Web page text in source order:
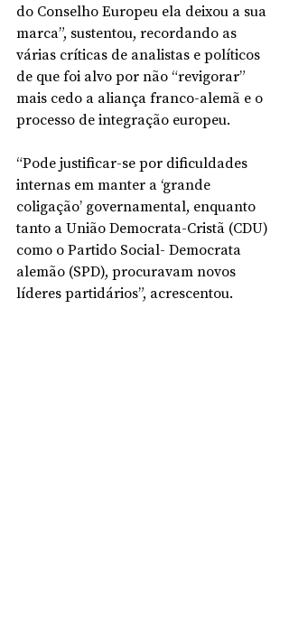
do Conselho Europeu ela deixou a sua
marca”, sustentou, recordando as
várias críticas de analistas e políticos
de que foi alvo por não “revigorar”
mais cedo a aliança franco-alemã e o
processo de integração europeu.
“Pode justificar-se por dificuldades
internas em manter a ‘grande
coligação’ governamental, enquanto
tanto a União Democrata-Cristã (CDU)
como o Partido Social- Democrata
alemão (SPD), procuravam novos
líderes partidários”, acrescentou.